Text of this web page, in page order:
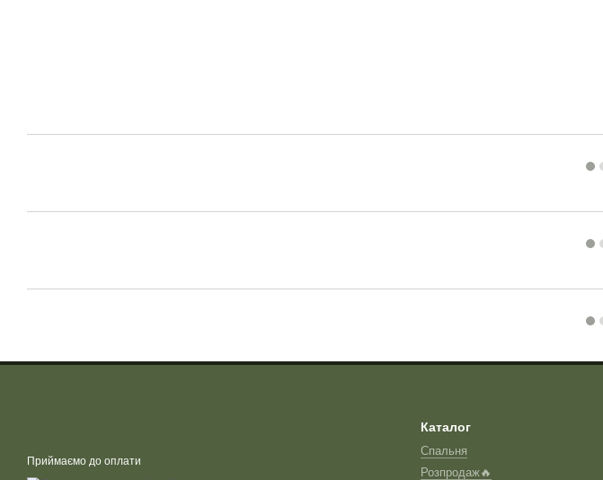
Приймаємо до оплати
Каталог
Спальня
Розпродаж🔥